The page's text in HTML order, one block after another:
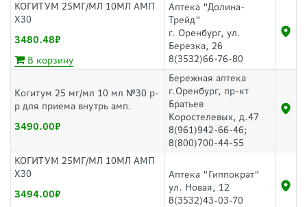
КОГИТУМ 25МГ/МЛ 10МЛ АМП
Х30
3480.48
В корзину
Аптека "Долина-
Трейд"
г. Оренбург, ул.
Березка, 26
8(3532)66-76-80
Когитум 25 мг/мл 10 мл №30 р-
р для приема внутрь амп.
3490.00
Бережная аптека
г.Оренбург, пр-кт
Братьев
Коростелевых, д.47
8(961)942-66-46;
8(800)700-44-55
КОГИТУМ 25МГ/МЛ 10МЛ АМП
Х30
3494.00
Аптека "Гиппократ"
ул. Новая, 12
8(3532)43-03-70